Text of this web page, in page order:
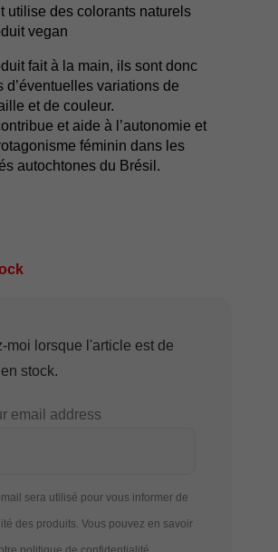
utilise des colorants naturels
vegan
fait à la main, ils sont donc
d’éventuelles variations de
et de couleur.
et aide à l’autonomie et
féminin dans les
autochtones du Brésil.
moi lorsque l'article est de
stock.
email address
sera utilisé pour vous informer de
des produits. Vous pouvez en savoir